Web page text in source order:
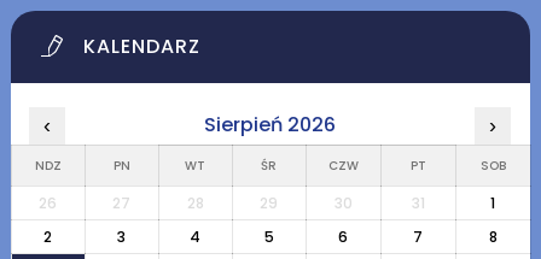
KALENDARZ
‹ Sierpień 2026 ›
NDZ PN WT ŚR CZW PT SOB
26 27 28 29 30 31
1
2
3 4 5 6 7
8